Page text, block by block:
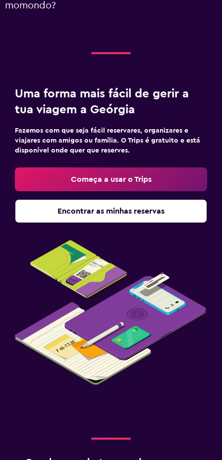
momondo?
Uma forma mais fácil de gerir a
tua viagem a Geórgia
Fazemos com que seja fácil reservares, organizares e
viajares com amigos ou família. O Trips é gratuito e está
disponível onde quer que reserves.
Começa a usar o Trips
Encontrar as minhas reservas